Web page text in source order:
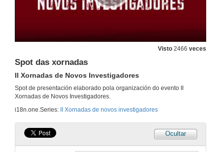
Visto 2466 veces
Spot das xornadas
II Xornadas de Novos Investigadores
Spot de presentación elaborado pola organización do evento II
Xornadas de Novos Investigadores.
i18n.one.Series:
II Xornadas de novos investigadores
Ocultar